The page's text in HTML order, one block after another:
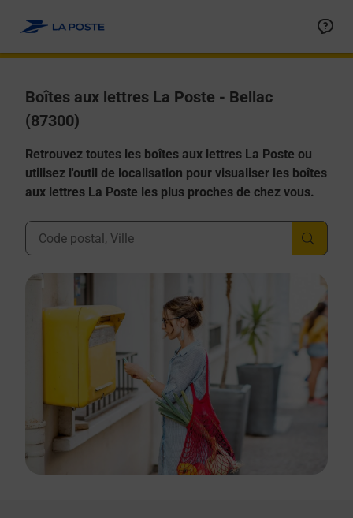
Boîtes aux lettres La Poste - Bellac
(87300)
Retrouvez toutes les boîtes aux lettres La Poste ou
utilisez l'outil de localisation pour visualiser les boîtes
aux lettres La Poste les plus proches de chez vous.
Ville, Département, Code Postal